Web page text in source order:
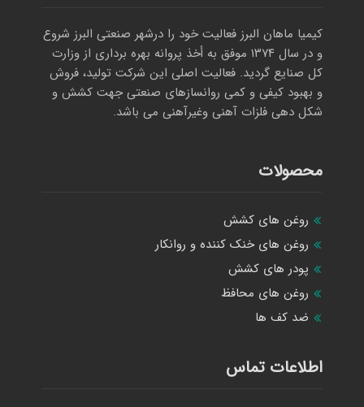
کیمیا ماهان البرز فعالیت خود را درشهر صنعتی البرز شروع
و در سال ۱۳۷۴ موفق به أخذ پروانه بهره برداری از وزارت
کل صنایع گردید. فعالیت اصلی این شرکت تولید، فروش
و بهبود کیفی و کمی روانسازهای صنعتی جهت کشش و
شکل دهی فلزات آهنی وغیرآهنی می باشد.
محصولات
روغن های کشش
روغن های خنک کننده و روانکار
پودر های کشش
روغن های محافظ
ضد کف ها
اطلاعات تماس